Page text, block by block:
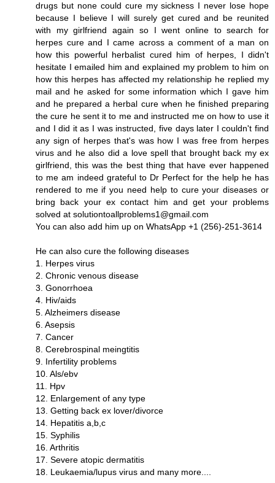
drugs but none could cure my sickness I never lose hope
because I believe I will surely get cured and be reunited
with my girlfriend again so I went online to search for
herpes cure and I came across a comment of a man on
how this powerful herbalist cured him of herpes, I didn't
hesitate I emailed him and explained my problem to him on
how this herpes has affected my relationship he replied my
mail and he asked for some information which I gave him
and he prepared a herbal cure when he finished preparing
the cure he sent it to me and instructed me on how to use it
and I did it as I was instructed, five days later I couldn't find
any sign of herpes that's was how I was free from herpes
virus and he also did a love spell that brought back my ex
girlfriend, this was the best thing that have ever happened
to me am indeed grateful to Dr Perfect for the help he has
rendered to me if you need help to cure your diseases or
bring back your ex contact him and get your problems
solved at solutiontoallproblems1@gmail.com
You can also add him up on WhatsApp +1 (256)-251-3614
He can also cure the following diseases
1. Herpes virus
2. Chronic venous disease
3. Gonorrhoea
4. Hiv/aids
5. Alzheimers disease
6. Asepsis
7. Cancer
8. Cerebrospinal meingtitis
9. Infertility problems
10. Als/ebv
11. Hpv
12. Enlargement of any type
13. Getting back ex lover/divorce
14. Hepatitis a,b,c
15. Syphilis
16. Arthritis
17. Severe atopic dermatitis
18. Leukaemia/lupus virus and many more....